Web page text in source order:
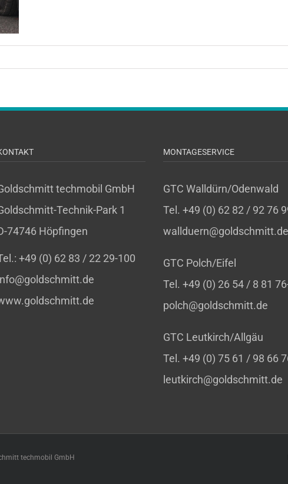
techmobil GmbH
Technik-Park 1
74746 Höpfingen
+49 (0) 62 83 / 22 29-100
MONTAGESERVICE
GTC Walldürn/Odenwald
Tel. +49 (0) 62 82 / 92 76
wallduern@goldschmitt.de
GTC Polch/Eifel
Tel. +49 (0) 26 54 / 8 81
polch@goldschmitt.de
GTC Leutkirch/Allgäu
Tel. +49 (0) 75 61 / 98 66
leutkirch@goldschmitt.de
techmobil GmbH